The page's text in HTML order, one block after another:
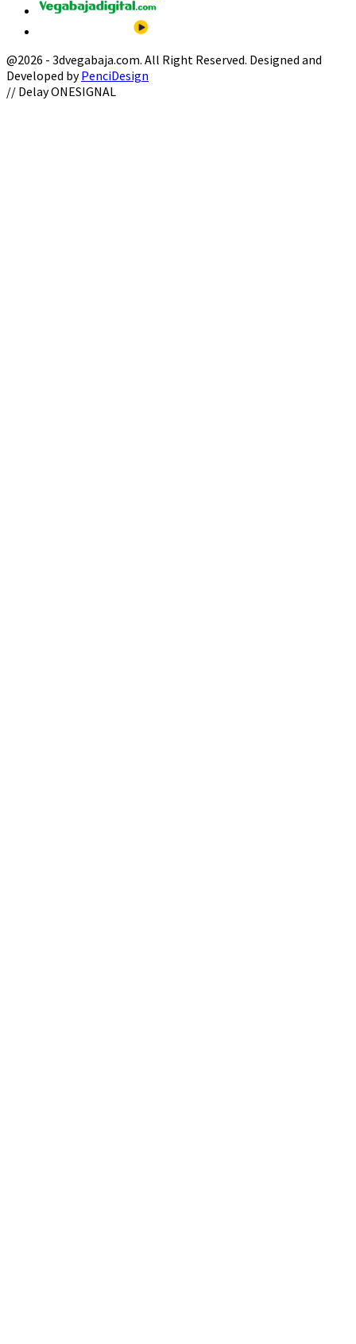
@2026 - 3dvegabaja.com. All Right Reserved. Designed and
Developed byPenciDesign
Facebook
Twitter
Instagram
Youtube
Email
// Delay ONESIGNAL